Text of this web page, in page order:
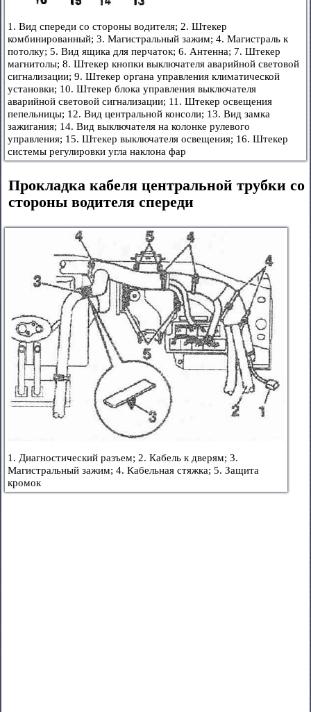
1. Вид спереди со стороны водителя; 2. Штекер
комбинированный; 3. Магистральный зажим; 4. Магистраль к
потолку; 5. Вид ящика для перчаток; 6. Антенна; 7. Штекер
магнитолы; 8. Штекер кнопки выключателя аварийной световой
сигнализации; 9. Штекер органа управления климатической
установки; 10. Штекер блока управления выключателя
аварийной световой сигнализации; 11. Штекер освещения
пепельницы; 12. Вид центральной консоли; 13. Вид замка
зажигания; 14. Вид выключателя на колонке рулевого
управления; 15. Штекер выключателя освещения; 16. Штекер
системы регулировки угла наклона фар
Прокладка кабеля центральной трубки со
стороны водителя спереди
1. Диагностический разъем; 2. Кабель к дверям; 3.
Магистральный зажим; 4. Кабельная стяжка; 5. Защита
кромок